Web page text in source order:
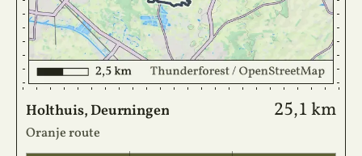
Holthuis, Deurningen 25,1 km
Oranje route